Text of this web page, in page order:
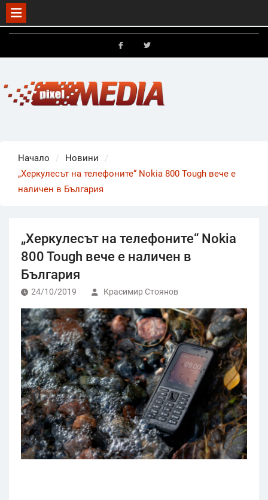
Skip
Начало
Новини
„Херкулесът на телефоните“ Nokia 800 Tough вече е
наличен в България
„Херкулесът на телефоните“ Nokia
800 Tough вече е наличен в
България
24/10/2019 Красимир Стоянов